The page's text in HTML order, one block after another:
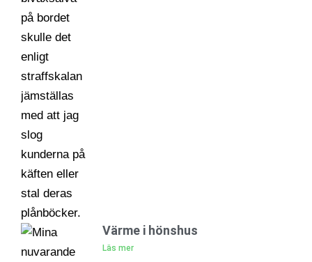
Värme i hönshus
Läs mer